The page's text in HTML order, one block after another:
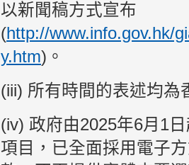
以新聞稿方式宣布
(http://www.info.gov.hk/
y.htm)。
(iii) 所有時間的表述均為
(iv) 政府由2025年6月1
項目，已全面採用電子